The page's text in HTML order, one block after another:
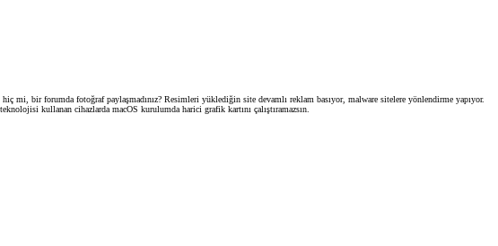
mi, bir forumda fotoğraf paylaşmadınız? Resimleri yüklediğin site devamlı reklam basıyor, malware sitelere yönlendirme yapıyor.
kullanan cihazlarda macOS kurulumda harici grafik kartını çalıştıramazsın.